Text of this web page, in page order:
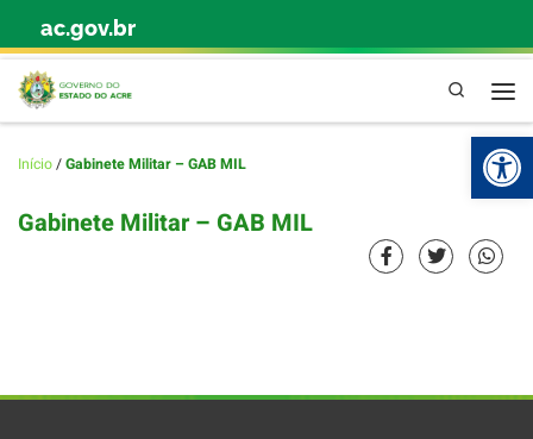
Skip to content
ac.gov.br
Pesquisa
Início/Gabinete Militar – GAB MIL
Gabinete Militar – GAB MIL